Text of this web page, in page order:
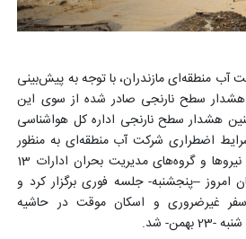
منطقه‌ای مازندران، با توجه به پیش‌بینی
سطح نارنجی صادر شده از سوی این
و همچنین هشدار سطح نارنجی اداره کل هواشناسی
شرایط اضطراری شرکت آب منطقه‌ای به منظور
افزایش هماهنگی و آمادگی نیروها و گروه‌های مدیریت بحران ادارات 13
امروز –پنجشنبه- جلسه فوری برگزار کرد و
سفر غیرضروری و اسکان موقت در حاشیه
شد.